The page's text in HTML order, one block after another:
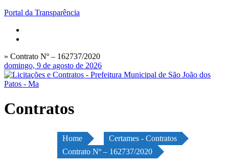
Portal da Transparência
» Contrato Nº – 162737/2020
domingo, 9 de agosto de 2026
Contratos
Home
Certames - Contratos
Contrato Nº – 162737/2020